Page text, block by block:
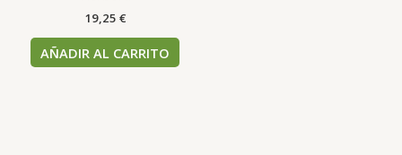
19,25 €
AÑADIR AL CARRITO